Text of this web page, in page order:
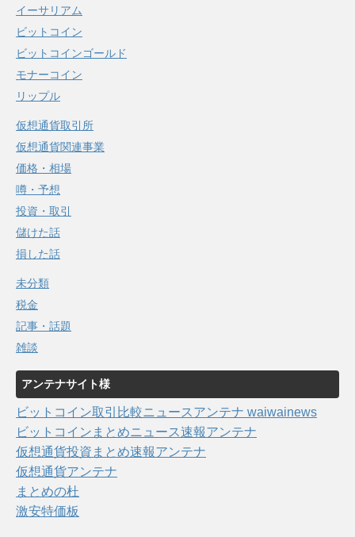
イーサリアム
ビットコイン
ビットコインゴールド
モナーコイン
リップル
仮想通貨取引所
仮想通貨関連事業
価格・相場
噂・予想
投資・取引
儲けた話
損した話
未分類
税金
記事・話題
雑談
アンテナサイト様
ビットコイン取引比較ニュースアンテナ waiwainews
ビットコインまとめニュース速報アンテナ
仮想通貨投資まとめ速報アンテナ
仮想通貨アンテナ
まとめの杜
激安特価板